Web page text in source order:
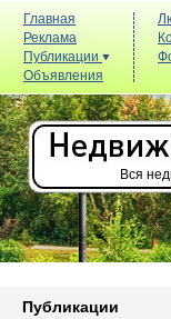
Главная
Реклама
Публикации
Объявления
Вся
Публикации